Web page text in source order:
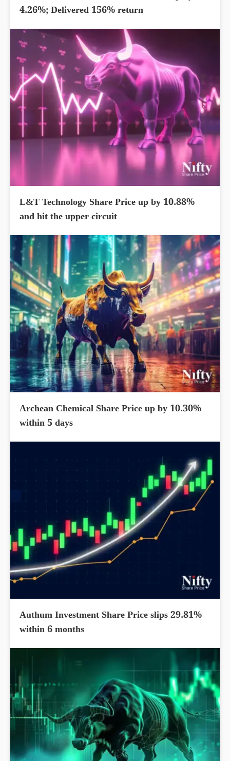
4.26%; Delivered 156% return
L&T Technology Share Price up by 10.88%
and hit the upper circuit
Archean Chemical Share Price up by 10.30%
within 5 days
Authum Investment Share Price slips 29.81%
within 6 months